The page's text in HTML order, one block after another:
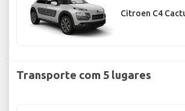
Citroen C4
Transporte com 5 lugares